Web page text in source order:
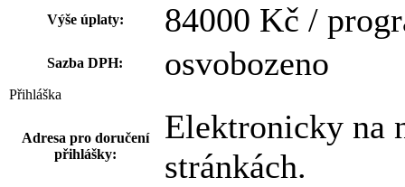
Výše úplaty: 84000 Kč /
Sazba DPH: osvobozeno
Přihláška
Adresa pro doručení
přihlášky:
Elektronicky na
stránkách.